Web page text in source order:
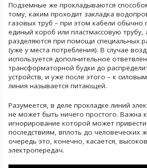
Подземные же прокладываются
тому, каким проходит закладка
газовых труб – при этом кабели
единый короб или пластмассовую трубу,
разделяются при помощи специальных
(уже у места потребления). В случае
используется дополнительное
трансформаторной будки до
устройств, и уже после этого – к
линия называется питающей.
Разумеется, в деле прокладке линий
не может быть ничего простого. Важна
игнорирование которой может
последствиям, вплоть до человеческих
очередь это, конечно, касается,
электропередач.